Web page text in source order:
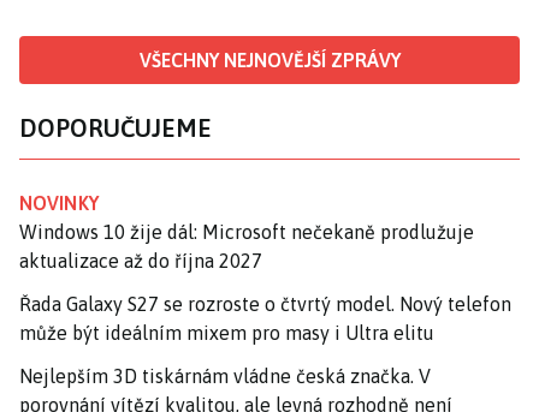
VŠECHNY NEJNOVĚJŠÍ ZPRÁVY
DOPORUČUJEME
NOVINKY
Windows 10 žije dál: Microsoft nečekaně prodlužuje
aktualizace až do října 2027
Řada Galaxy S27 se rozroste o čtvrtý model. Nový telefon
může být ideálním mixem pro masy i Ultra elitu
Nejlepším 3D tiskárnám vládne česká značka. V
porovnání vítězí kvalitou, ale levná rozhodně není